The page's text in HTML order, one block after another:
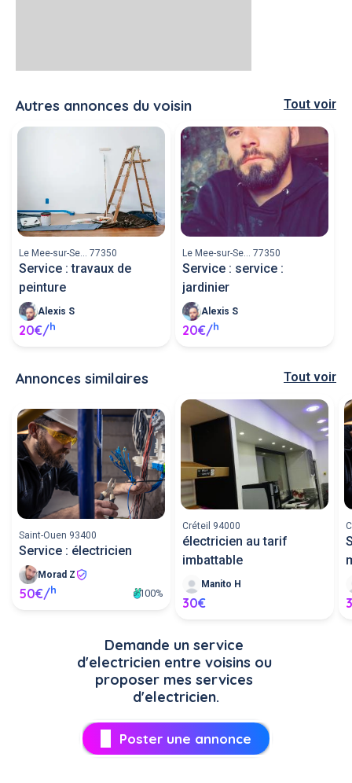
Autres annonces du voisin Tout voir
Le Mee-sur-Se... 77350
Service : travaux de
peinture
Alexis S
20€/h
Le Mee-sur-Se... 77350
Service : service :
jardinier
Alexis S
20€/h
Annonces similaires Tout voir
Saint-Ouen 93400
Service : électricien
Morad Z
50€/h 100%
Créteil 94000
électricien au tarif
imbattable
Manito H
30€
Demande un service
d'electricien entre voisins ou
proposer mes services
d'electricien.
Poster une annonce